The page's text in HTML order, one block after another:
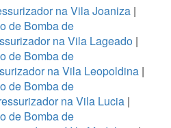
na Vila Joaniza|
de Bomba de
na Vila Lageado |
de Bomba de
na Vila Leopoldina|
de Bomba de
na Vila Lucia |
de Bomba de